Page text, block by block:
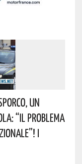
Un
“il Problema
I